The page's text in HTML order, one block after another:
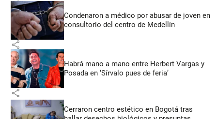
Condenaron a médico por abusar de joven en
consultorio del centro de Medellín
share
Habrá mano a mano entre Herbert Vargas y
Posada en ‘Sírvalo pues de feria’
share
Cerraron centro estético en Bogotá tras